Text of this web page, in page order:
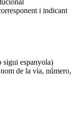
i indicant
sigui espanyola)
de la via, número,